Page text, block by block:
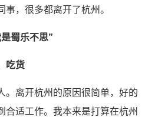
，很多都离开了杭州。
蜀乐不思”
吃货
。离开杭州的原因很简单，好的
合适工作。我本来是打算在杭州